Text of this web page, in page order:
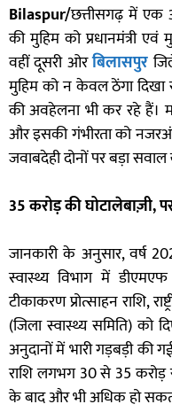
Bilaspur/छत्तीसगढ़ में एक
की मुहिम को प्रधानमंत्री
वहीं दूसरी ओरबिलासपुर
मुहिम को न केवल ठेंगा
की अवहेलना भी कर रहे हैं।
और इसकी गंभीरता को
जवाबदेही दोनों पर बड़ा
35 करोड़ की घोटालेबाज़ी,
जानकारी के अनुसार, वर्ष
स्वास्थ्य विभाग में
टीकाकरण प्रोत्साहन राशि,
(जिला स्वास्थ्य समिति) को
अनुदानों में भारी गड़बड़ी
राशि लगभग 30 से 35 करोड़
के बाद और भी अधिक हो